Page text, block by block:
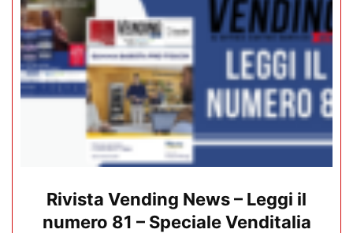
Rivista Vending News – Leggi il
numero 81 – Speciale Venditalia